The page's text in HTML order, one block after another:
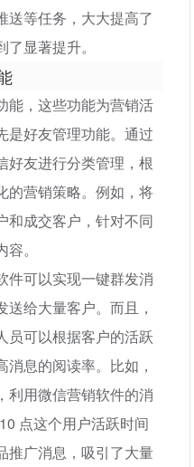
送等任务，大大提高了
显著提升。
能，这些功能为营销活
是好友管理功能。通过
好友进行分类管理，根
的营销策略。例如，将
和成交客户，针对不同
。
件可以实现一键群发消
给大量客户。而且，
员可以根据客户的活跃
息的阅读率。比如，
利用微信营销软件的消
点这个用户活跃时间
推广消息，吸引了大量